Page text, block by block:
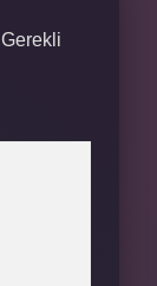
Gerekli